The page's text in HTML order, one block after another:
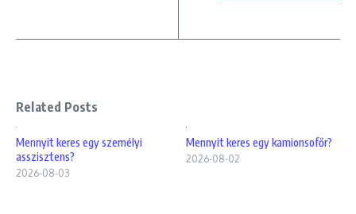
Related Posts
Mennyit keres egy személyi
asszisztens?
2026-08-03
Mennyit keres egy kamionsofőr?
2026-08-02